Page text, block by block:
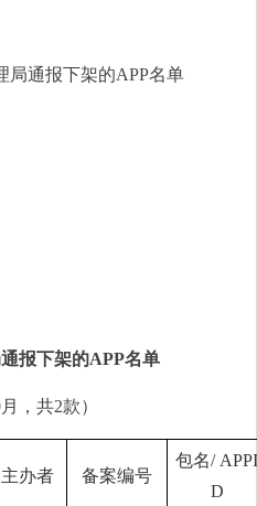
局通报下架的APP名单
报下架的APP名单
月，共2款）
办者 备案编号
包名/ APPI
D